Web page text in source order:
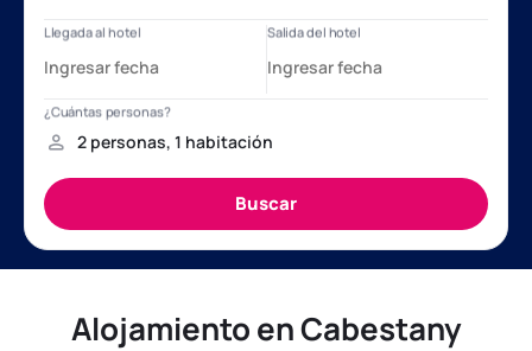
Alojamiento en Cabestany